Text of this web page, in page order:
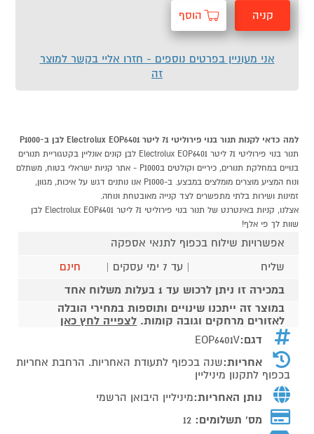
קניה הוסף
אני מעוניין בפרטים נוספים - חזרו אליי בקשר למוצר
זה
למה כדאי לקנות תנור בנוי פירוליטי 71 ליטר Electrolux EOP6401 לבן ב-P1000
תנור בנוי פירוליטי 71 ליטר Electrolux EOP6401 לבן קונים אונליין בקטגוריית תנורים
בנויים במחלקת תנורים, כיריים וקולטים בP1000 - אתר קניות ישראלי בטוח, משתלם
ונוח המציע מוצרים מומלצים במבצע. ב-P1000 אנו נותנים דגש על איכות, מגוון,
זמינות ושירות בלתי מתפשרים לצד קנייה מאובטחת ונוחה.
אצלנו, קניות באינטרנט של תנור בנוי פירוליטי 71 ליטר Electrolux EOP6401 לבן
שוות לך פי אלף!
אפשרויות שילוח בכפוף לתנאי אספקה
שליח
| עד 7 ימי עסקים |
חינם
במכירה זו ניתן לרכוש עד 1 בעלות משלוח אחד
במוצר זה ייתכנו שינויים ותוספות במחירי הובלה
לאזורים מרחקים וגובה קומות. לצפייה לחץ כאן
דגם:EOP6401V
אחריות:שנה בכפוף לתעודת האחריות. הרחבת אחריות
בכפוף לתקנון מיניליין
נותן האחריות:מיניליין היבואן הרשמי
מס' תשלומים: 12